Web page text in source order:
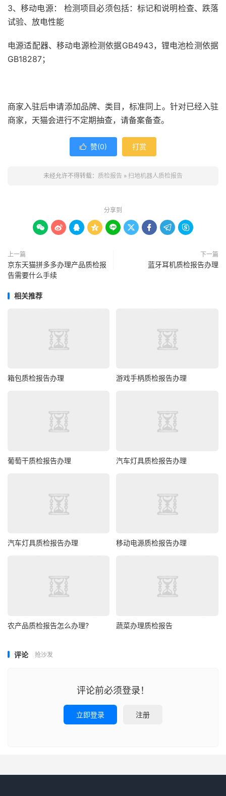
3、移动电源： 检测项目必须包括：标记和说明检查、跌落
试验、放电性能
电源适配器、移动电源检测依据GB4943，锂电池检测依据
GB18287；
商家入驻后申请添加品牌、类目，标准同上。针对已经入驻
商家，天猫会进行不定期抽查，请备案备查。
 赞(0) 打赏
未经允许不得转载： 质检报告 » 扫地机器人质检报告
分享到
        
上一篇
京东天猫拼多多办理产品质检报
告需要什么手续
下一篇
蓝牙耳机质检报告办理
相关推荐
箱包质检报告办理 游戏手柄质检报告办理
葡萄干质检报告办理 汽车灯具质检报告办理
汽车灯具质检报告办理 移动电源质检报告办理
农产品质检报告怎么办理? 蔬菜办理质检报告
评论 抢沙发
评论前必须登录！
立即登录 注册